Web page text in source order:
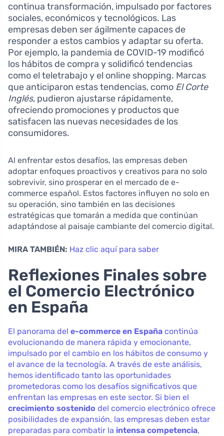
continua transformación, impulsado por factores
sociales, económicos y tecnológicos. Las
empresas deben ser ágilmente capaces de
responder a estos cambios y adaptar su oferta.
Por ejemplo, la pandemia de COVID-19 modificó
los hábitos de compra y solidificó tendencias
como el teletrabajo y el online shopping. Marcas
que anticiparon estas tendencias, como El Corte
Inglés, pudieron ajustarse rápidamente,
ofreciendo promociones y productos que
satisfacen las nuevas necesidades de los
consumidores.
Al enfrentar estos desafíos, las empresas deben
adoptar enfoques proactivos y creativos para no solo
sobrevivir, sino prosperar en el mercado de e-
commerce español. Estos factores influyen no solo en
su operación, sino también en las decisiones
estratégicas que tomarán a medida que continúan
adaptándose al paisaje cambiante del comercio digital.
MIRA TAMBIÉN: Haz clic aquí para saber
Reflexiones Finales sobre
el Comercio Electrónico
en España
El panorama del e-commerce en España continúa
evolucionando de manera rápida y emocionante,
impulsado por el cambio en los hábitos de consumo y
el avance de la tecnología. A través de este análisis,
hemos identificado tanto las oportunidades
prometedoras como los desafíos significativos que
enfrentan las empresas en este sector. Si bien el
crecimiento sostenido del comercio electrónico ofrece
posibilidades de expansión, las empresas deben estar
preparadas para combatir la intensa competencia,